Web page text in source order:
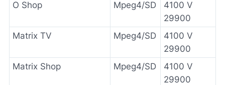
O Shop
Mpeg4/SD
4100 V
29900
Matrix TV
Mpeg4/SD
4100 V
29900
Matrix Shop
Mpeg4/SD
4100 V
29900